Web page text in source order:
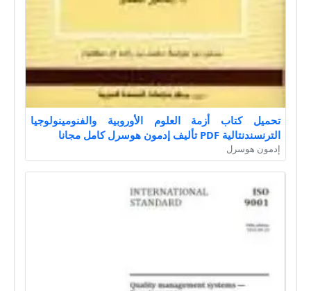
تحميل كتاب أزمة العلوم الأوروبية والفنومينولوجيا
الترنسندنتالية PDF تأليف إدمون هوسرل كامل مجانا
إدمون هوسرل